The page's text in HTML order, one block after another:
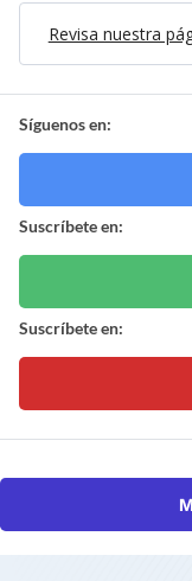
Revisa nuestra
Síguenos en:
Suscríbete en:
Suscríbete en: